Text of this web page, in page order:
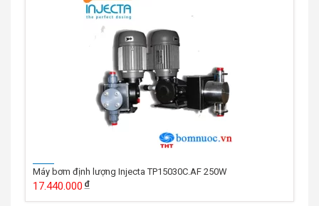
Máy bơm định lượng Injecta TP15030C.AF 250W
17.440.000